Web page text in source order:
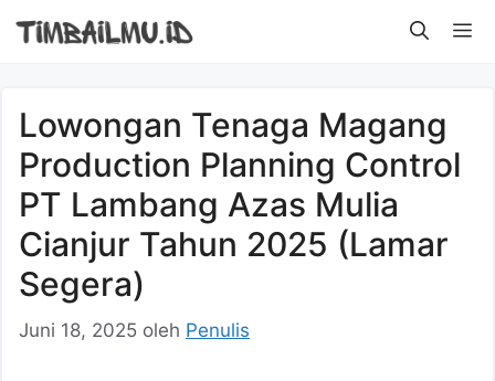
Lowongan Tenaga Magang
Production Planning Control
PT Lambang Azas Mulia
Cianjur Tahun 2025 (Lamar
Segera)
Juni 18, 2025 oleh Penulis